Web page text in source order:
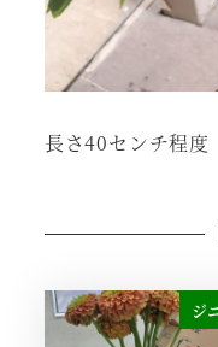
長さ40センチ程度
ジ